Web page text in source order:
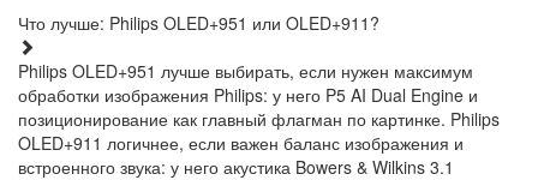
Что лучше: Philips OLED+951 или OLED+911?
Philips OLED+951 лучше выбирать, если нужен максимум
обработки изображения Philips: у него P5 AI Dual Engine и
позиционирование как главный флагман по картинке. Philips
OLED+911 логичнее, если важен баланс изображения и
встроенного звука: у него акустика Bowers & Wilkins 3.1